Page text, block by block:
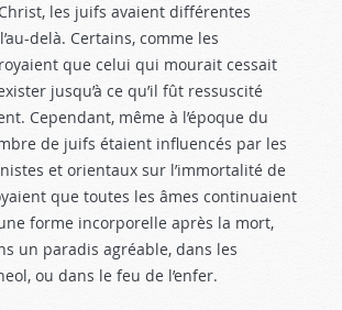
les juifs avaient différentes
delà. Certains, comme les
que celui qui mourait cessait
jusqu’à ce qu’il fût ressuscité
Cependant, même à l’époque du
de juifs étaient influencés par les
et orientaux sur l’immortalité de
que toutes les âmes continuaient
forme incorporelle après la mort,
un paradis agréable, dans les
ou dans le feu de l’enfer.